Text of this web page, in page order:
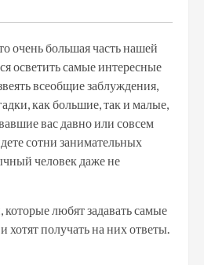
очень большая часть нашей
осветить самые интересные
всеобщие заблуждения,
как большие, так и малые,
вас давно или совсем
сотни занимательных
человек даже не
которые любят задавать самые
хотят получать на них ответы.